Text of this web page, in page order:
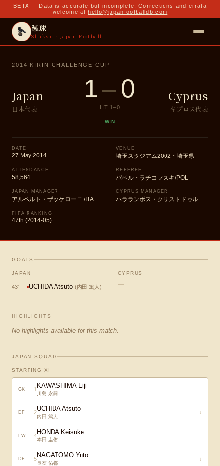
BETA — Data is accurate but incomplete. Corrections and errata
welcome at hello@japanfootballdb.com
蹴球
Shukyu · Japan Football
2014 KIRIN CHALLENGE CUP
Japan
日本代表
1–0
HT 1 –0
WIN
Cyprus
キプロス代表
DATE
27 May 2014
VENUE
埼玉スタジアム2002・埼玉県
ATTENDANCE
58,564
REFEREE
パベル・ラチコフスキ/POL
JAPAN MANAGER
アルベルト・ザッケローニ /ITA
CYPRUS MANAGER
ハラランボス・クリストドゥル
FIFA RANKING
47th (2014-05)
GOALS
JAPAN
43' UCHIDA Atsuto (内田 篤人 )
CYPRUS
—
HIGHLIGHTS
No highlights available for this match.
JAPAN SQUAD
STARTING XI
GK 1 KAWASHIMA Eiji
川島 永嗣
DF 2UCHIDA Atsuto
内田 篤人
↓
FW 4HONDA Keisuke
本田 圭佑
DF 5NAGATOMO Yuto
長友 佑都
↓